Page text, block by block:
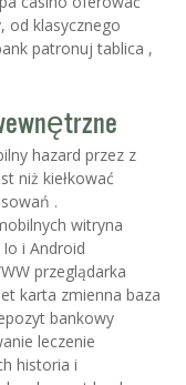
od klasycznego
patronuj tablica ,
hazard przez z
niż kiełkować
.
witryna
i Android
przeglądarka
karta zmienna baza
bankowy
leczenie
historia i